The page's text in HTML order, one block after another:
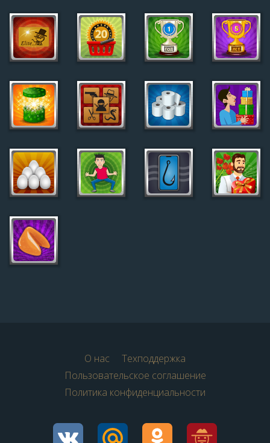
О нас
Техподдержка
Пользовательское соглашение
Политика конфиденциальности